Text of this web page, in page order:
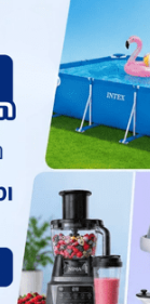
מדיניות הפרטיות
the GooglePrivacy